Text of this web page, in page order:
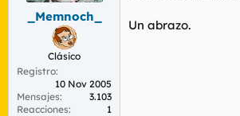
_Memnoch_
Clásico
Registro
10 Nov 2005
Mensajes
3.103
Reacciones
1
Un abrazo.